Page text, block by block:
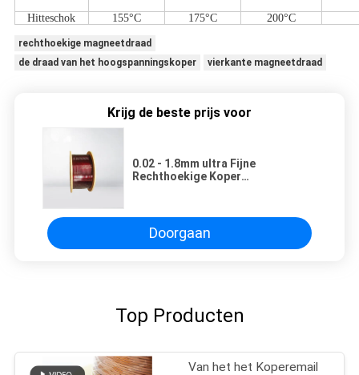
Hitteschok 155°C 175°C 200°C
rechthoekige magneetdraad
de draad van het hoogspanningskoper
vierkante magneetdraad
Krijg de beste prijs voor
0.02 - 1.8mm ultra Fijne
Rechthoekige Koper
Winden
Doorgaan
Top Producten
Van het het Koperemail